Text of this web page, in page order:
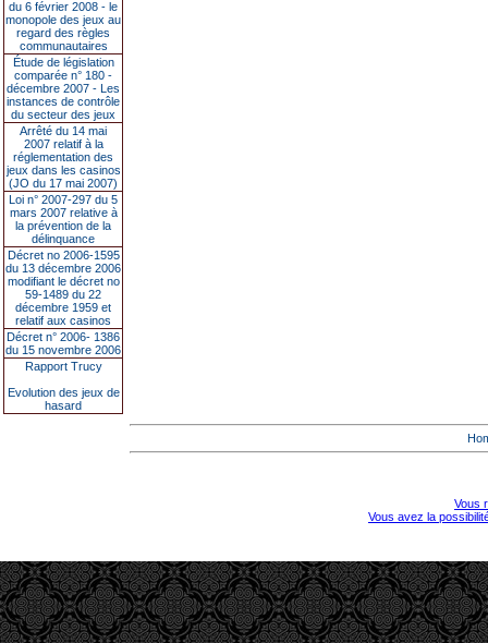
du 6 février 2008 - le
monopole des jeux au
regard des règles
communautaires
Étude de législation
comparée n° 180 -
décembre 2007 - Les
instances de contrôle
du secteur des jeux
Arrêté du 14 mai
2007 relatif à la
réglementation des
jeux dans les casinos
(JO du 17 mai 2007)
Loi n° 2007-297 du 5
mars 2007 relative à
la prévention de la
délinquance
Décret no 2006-1595
du 13 décembre 2006
modifiant le décret no
59-1489 du 22
décembre 1959 et
relatif aux casinos
Décret n° 2006- 1386
du 15 novembre 2006
Rapport Trucy
Evolution des jeux de
hasard
Vous
Vous avez la